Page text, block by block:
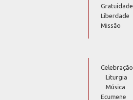
Gratuidade
Liberdade
Missão
Celebração
Liturgia
Música
Ecumene